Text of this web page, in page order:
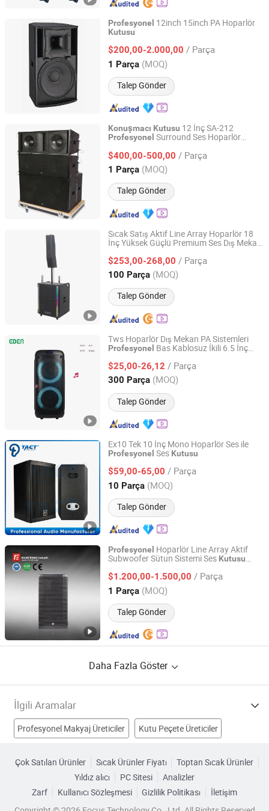
Profesyonel 12inch 15inch PA Hoparlör
Kutusu
$200,00-2.000,00 / Parça
1 Parça (MOQ)
Talep Gönder
CVR PRO AUDIO CO.,LTD
Guangdong, China Fiyat 2014
Konuşmacı Kutusu 12 İnç SA-212
Profesyonel Surround Ses Hoparlör
$400,00-500,00 / Parça
1 Parça (MOQ)
Talep Gönder
Guangzhou Xinbaosheng Audio Equipment Co., Ltd.
Guangdong, China Fiyat 2016
Sıcak Satış Aktif Line Array Hoparlör 18
İnç Yüksek Güçlü Premium Ses Dış Mekan
$253,00-268,00 / Parça
100 Parça (MOQ)
Talep Gönder
Guangzhou Haoshidai Electric Appliance Co., Ltd.
Guangdong, China Fiyat 2024
Tws Hoparlör Dış Mekan PA Sistemleri
Profesyonel Bas Kablosuz İkili 6.5 İnç
KutusuHoparlörü
$25,00-26,12 / Parça
300 Parça (MOQ)
Talep Gönder
Guangzhou EDEN Electronic Co., Ltd.
Guangdong, China Fiyat 2019
Ex10 Tek 10 İnç Mono Hoparlör Ses ile
Profesyonel Ses Kutusu
$59,00-65,00 / Parça
10 Parça (MOQ)
Talep Gönder
Enping TACT Pro Audio Equipment Co.,Ltd.
Guangdong, China Fiyat 2016
Profesyonel Hoparlör Line Array Aktif
Subwoofer Sütun Sistemi Ses Kutusu
Ml15SA
$1.200,00-1.500,00 / Parça
1 Parça (MOQ)
Talep Gönder
Guangzhou Ruifeng Intelligence Technology Co., Ltd
Guangdong, China Fiyat 2018
Daha Fazla Göster
İlgili Aramalar
Profesyonel Makyaj Üreticiler Kutu Peçete Üreticiler
Ses Hoparlör Kutusu Üreticiler
Çok Satılan Ürünler Sıcak Ürünler Fiyatı
Toptan Sıcak Ürünler
Yıldız alıcı
PC Sitesi
Analizler
Zarf
Kullanıcı Sözleşmesi Gizlilik Politikası
İletişim